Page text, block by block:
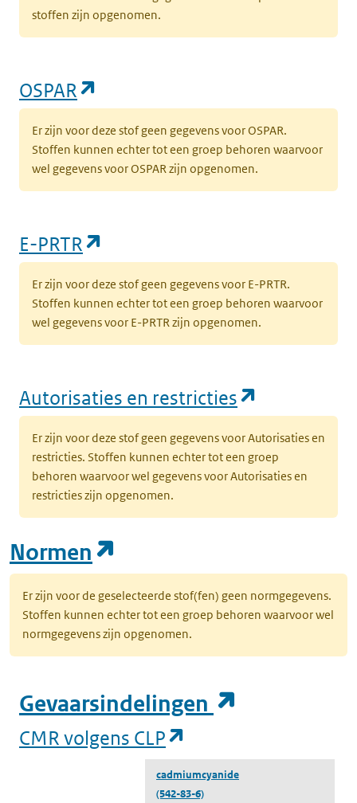
stoffen zijn opgenomen.
OSPAR
Er zijn voor deze stof geen gegevens voor OSPAR.
Stoffen kunnen echter tot een groep behoren waarvoor
wel gegevens voor OSPAR zijn opgenomen.
E-PRTR
Er zijn voor deze stof geen gegevens voor E-PRTR.
Stoffen kunnen echter tot een groep behoren waarvoor
wel gegevens voor E-PRTR zijn opgenomen.
Autorisaties en restricties
Er zijn voor deze stof geen gegevens voor Autorisaties en
restricties. Stoffen kunnen echter tot een groep
behoren waarvoor wel gegevens voor Autorisaties en
restricties zijn opgenomen.
Normen
Er zijn voor de geselecteerde stof(fen) geen normgegevens.
Stoffen kunnen echter tot een groep behoren waarvoor wel
normgegevens zijn opgenomen.
Gevaarsindelingen
CMR volgens CLP
cadmiumcyanide
(542-83-6)